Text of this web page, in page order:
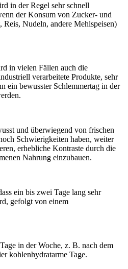
in der Regel sehr schnell
der Konsum von Zucker- und
Nudeln, andere Mehlspeisen)
in vielen Fällen auch die
verarbeitete Produkte, sehr
ein bewusster Schlemmertag in der
und überwiegend von frischen
Schwierigkeiten haben, weiter
erhebliche Kontraste durch die
Nahrung einzubauen.
ein bis zwei Tage lang sehr
gefolgt von einem
in der Woche, z. B. nach dem
kohlenhydratarme Tage.